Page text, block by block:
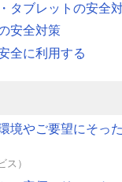
タブレットの安全
安全対策
全に利用する
境やご要望にそっ
ス）